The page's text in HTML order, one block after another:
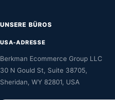
UNSERE BÜROS
USA-ADRESSE
Berkman Ecommerce Group LLC
30 N Gould St, Suite 38705,
Sheridan, WY 82801, USA